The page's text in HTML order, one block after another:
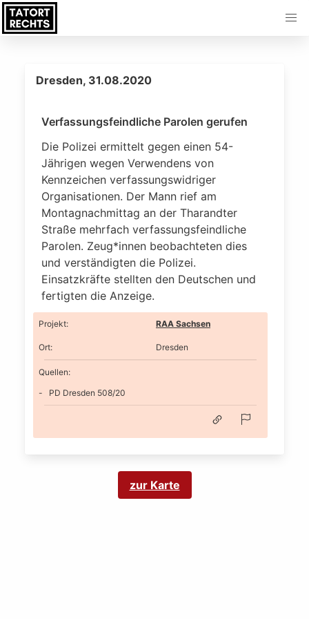
Dresden, 31.08.2020
Verfassungsfeindliche Parolen gerufen
Die Polizei ermittelt gegen einen 54-
Jährigen wegen Verwendens von
Kennzeichen verfassungswidriger
Organisationen. Der Mann rief am
Montagnachmittag an der Tharandter
Straße mehrfach verfassungsfeindliche
Parolen. Zeug*innen beobachteten dies
und verständigten die Polizei.
Einsatzkräfte stellten den Deutschen und
fertigten die Anzeige.
Projekt: RAA Sachsen
Ort: Dresden
Quellen:
PD Dresden 508/20
zur Karte